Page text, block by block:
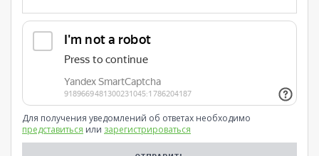
Для получения уведомлений об ответах необходимо
представиться или зарегистрироваться